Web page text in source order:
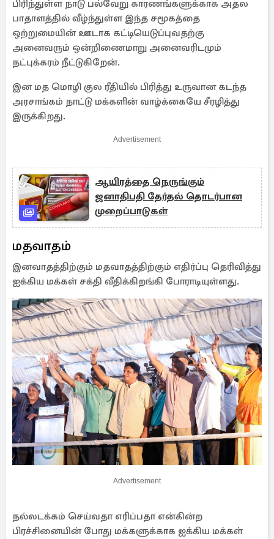
பிரிந்துள்ள நாடு பல்வேறு காரணங்களுக்காக அதல
பாதாளத்தில் வீழ்ந்துள்ள இந்த சமூகத்தை
ஒற்றுமையின் ஊடாக கட்டியெடுப்புவதற்கு
அனைவரும் ஒன்றிணைமாறு அனைவரிடமும்
நட்புக்கரம் நீட்டுகிறேன்.
இன மத மொழி குல ரீதியில் பிரித்து உருவான கடந்த
அரசாங்கம் நாட்டு மக்களின் வாழ்க்கையே சீரழித்து
இருக்கிறது.
Advertisement
ஆயிரத்தை நெருங்கும்
ஜனாதிபதி தேர்தல் தொடர்பான
முறைப்பாடுகள்
மதவாதம்
இனவாதத்திற்கும் மதவாதத்திற்கும் எதிர்ப்பு தெரிவித்து
ஐக்கிய மக்கள் சக்தி வீதிக்கிறங்கி போராடியுள்ளது.
Advertisement
நல்லடக்கம் செய்வதா எரிப்பதா என்கின்ற
பிரச்சினையின் போது மக்களுக்காக ஐக்கிய மக்கள்